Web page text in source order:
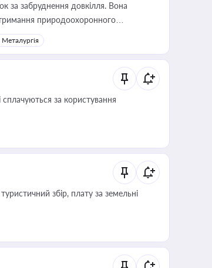
за забруднення довкілля. Вона
природоохоронного
Металургія
сплачуються за користування
збір, плату за земельні